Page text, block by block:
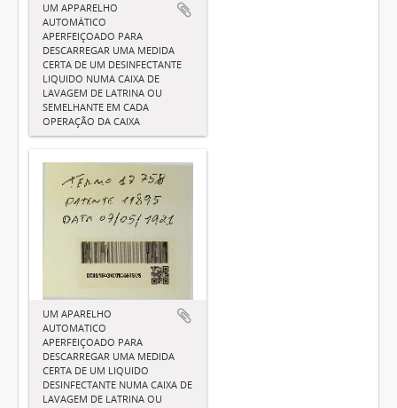
UM APPARELHO
AUTOMÁTICO
APERFEIÇOADO PARA
DESCARREGAR UMA MEDIDA
CERTA DE UM DESINFECTANTE
LIQUIDO NUMA CAIXA DE
LAVAGEM DE LATRINA OU
SEMELHANTE EM CADA
OPERAÇÃO DA CAIXA
UM APARELHO
AUTOMATICO
APERFEIÇOADO PARA
DESCARREGAR UMA MEDIDA
CERTA DE UM LIQUIDO
DESINFECTANTE NUMA CAIXA DE
LAVAGEM DE LATRINA OU